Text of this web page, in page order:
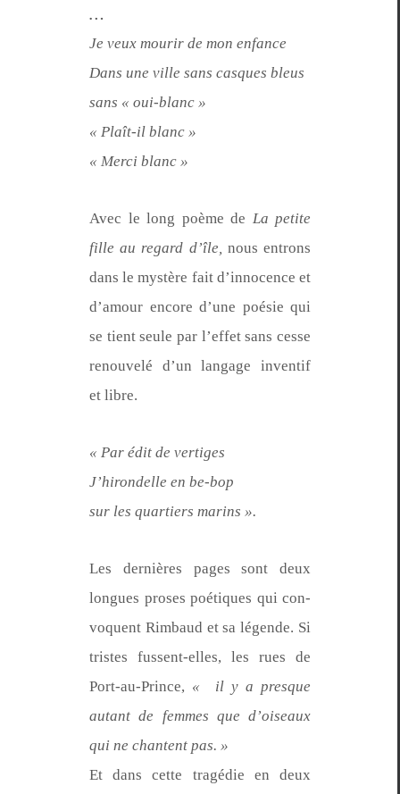
…
Je veux mourir de mon enfance
Dans une ville sans casques bleus
sans « oui-blanc »
« Plaît-il blanc »
« Mer­ci blanc »
Avec le long poème de La petite
fille au regard d’île, nous entrons
dans le mys­tère fait d’in­no­cence et
d’amour encore d’une poésie qui
se tient seule par l’ef­fet sans cesse
renou­velé d’un lan­gage inven­tif
et libre.
« Par édit de vertiges
J’hi­ron­delle en be-bop
sur les quartiers marins ».
Les dernières pages sont deux
longues pros­es poé­tiques qui con­
vo­quent Rim­baud et sa légende. Si
tristes fussent-elles, les rues de
Port-au-Prince, « il y a presque
autant de femmes que d’oiseaux
qui ne chantent pas. »
Et dans cette tragédie en deux